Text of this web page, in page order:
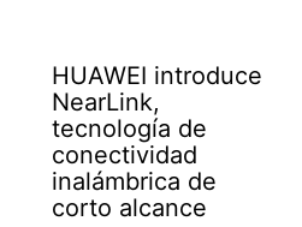
HUAWEI introduce
NearLink,
tecnología de
conectividad
inalámbrica de
corto alcance